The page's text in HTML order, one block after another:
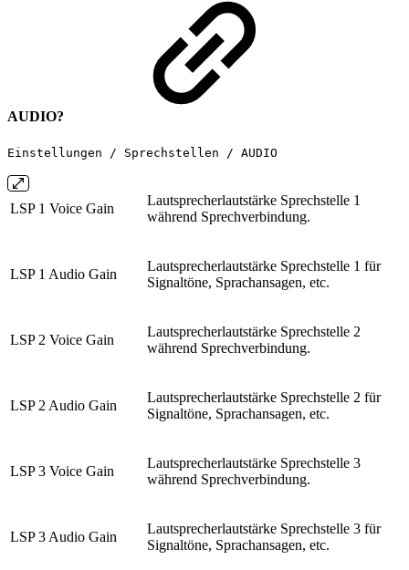
AUDIO?
Einstellungen / Sprechstellen / AUDIO
LSP 1 Voice Gain
Lautsprecherlautstärke Sprechstelle 1
während Sprechverbindung.
LSP 1 Audio Gain
Lautsprecherlautstärke Sprechstelle 1 für
Signaltöne, Sprachansagen, etc.
LSP 2 Voice Gain
Lautsprecherlautstärke Sprechstelle 2
während Sprechverbindung.
LSP 2 Audio Gain
Lautsprecherlautstärke Sprechstelle 2 für
Signaltöne, Sprachansagen, etc.
LSP 3 Voice Gain
Lautsprecherlautstärke Sprechstelle 3
während Sprechverbindung.
LSP 3 Audio Gain
Lautsprecherlautstärke Sprechstelle 3 für
Signaltöne, Sprachansagen, etc.